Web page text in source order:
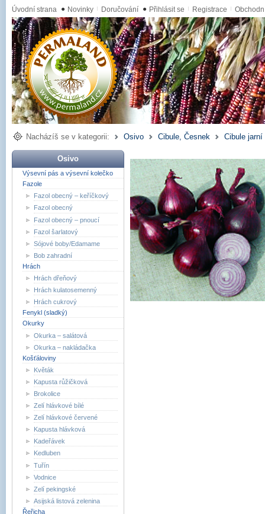
Úvodní strana ● Novinky Doručování ● Přihlásit se Registrace
Nacházíš se v kategorii: Osivo Cibule, Česnek Cibule
Osivo
Výsevní pás a výsevní kolečko
Fazole
Fazol obecný – keříčkový
Fazol obecný
Fazol obecný – pnoucí
Fazol šarlatový
Sójové boby/Edamame
Bob zahradní
Hrách
Hrách dřeňový
Hrách kulatosemenný
Hrách cukrový
Fenykl (sladký)
Okurky
Okurka – salátová
Okurka – nakládačka
Košťáloviny
Květák
Kapusta růžičková
Brokolice
Zelí hlávkové bílé
Zelí hlávkové červené
Kapusta hlávková
Kadeřávek
Kedluben
Tuřín
Vodnice
Zelí pekingské
Asijská listová zelenina
Řeřicha